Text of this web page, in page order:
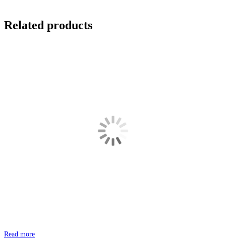
Related products
Read more